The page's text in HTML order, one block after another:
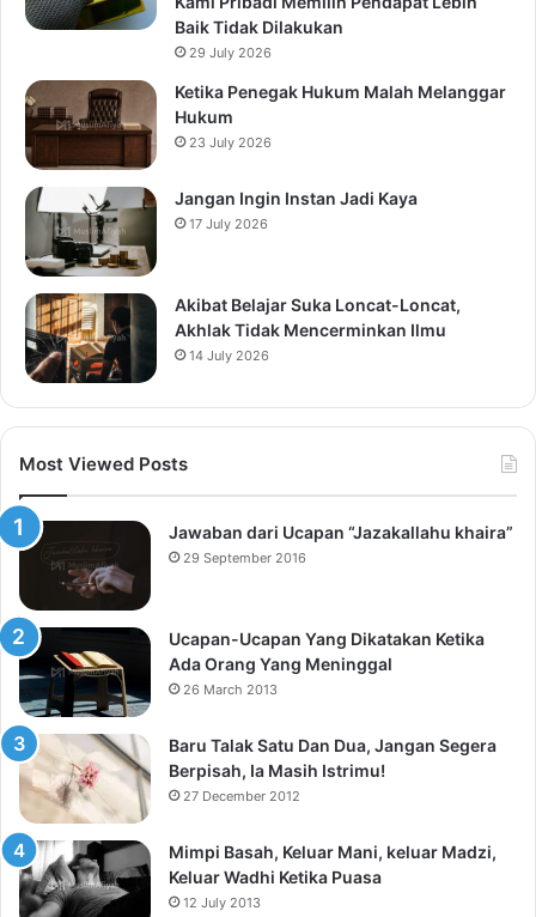
Baik Tidak Dilakukan
29 July 2026
Ketika Penegak Hukum Malah Melanggar
Hukum
23 July 2026
Jangan Ingin Instan Jadi Kaya
17 July 2026
Akibat Belajar Suka Loncat-Loncat,
Akhlak Tidak Mencerminkan Ilmu
14 July 2026
Most Viewed Posts
Jawaban dari Ucapan “Jazakallahu khaira”
29 September 2016
Ucapan-Ucapan Yang Dikatakan Ketika
Ada Orang Yang Meninggal
26 March 2013
Baru Talak Satu Dan Dua, Jangan Segera
Berpisah, Ia Masih Istrimu!
27 December 2012
Mimpi Basah, Keluar Mani, keluar Madzi,
Keluar Wadhi Ketika Puasa
12 July 2013